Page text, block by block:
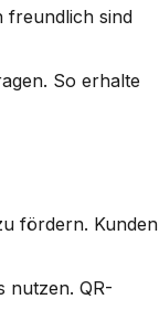
freundlich sind
So erhalte
fördern. Kunden
nutzen. QR-